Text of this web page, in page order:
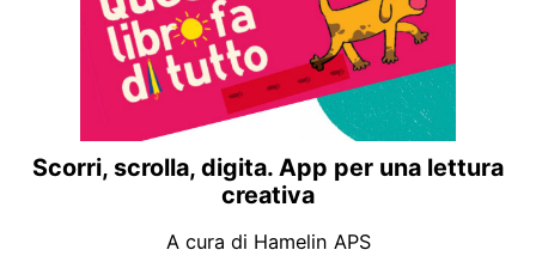
Scorri, scrolla, digita. App per una lettura
creativa
A cura di Hamelin APS